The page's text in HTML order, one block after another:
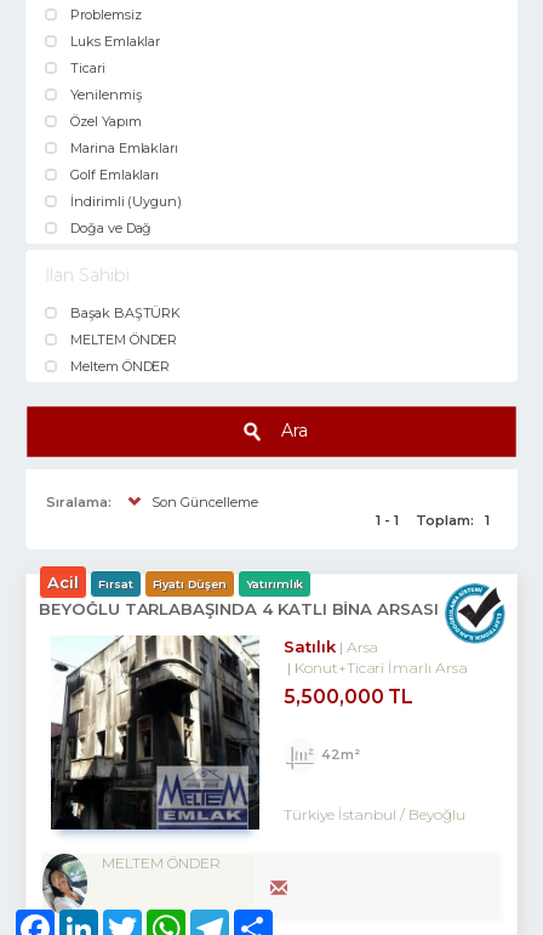
Problemsiz
Luks Emlaklar
Ticari
Yenilenmiş
Özel Yapım
Marina Emlakları
Golf Emlakları
İndirimli (Uygun)
Doğa ve Dağ
İlan Sahibi
Başak BAŞTÜRK
MELTEM ÖNDER
Meltem ÖNDER
Ara
Sıralama:
Son Güncelleme
1 - 1
Toplam: 1
Acil Fırsat Fiyatı Düşen Yatırımlık
BEYOĞLU TARLABAŞINDA 4 KATLI BINA ARSASI
Satılık
Arsa
Konut+Ticari İmarlı Arsa
5,500,000 TL
42m²
Türkiye İstanbul / Beyoğlu
MELTEM ÖNDER
FacebookLinkedInTwitter WhatsAppTelegram